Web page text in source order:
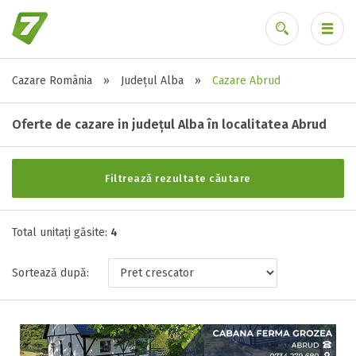
Cazare România » Județul Alba » Cazare Abrud
Oferte de cazare in județul Alba în localitatea Abrud
Filtrează rezultate căutare
Alte tipuri de unități
Toate tipurile de unitati de cazari
Pensiune ( 3 )
1 stea / margareta
2 stele / margarete
4 stele / margarete
Total unitați găsite: 4
Sortează după: